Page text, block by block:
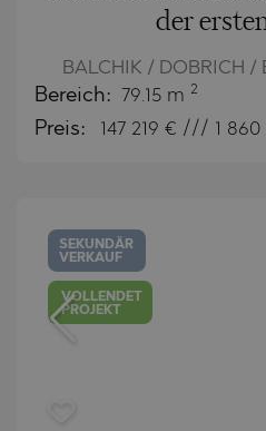
der
BALCHIK / DOBRICH /
Bereich: 79.15 m 2
Preis: 147 219 € /// 1 860
SEKUNDÄR
VERKAUF
VOLLENDET
PROJEKT